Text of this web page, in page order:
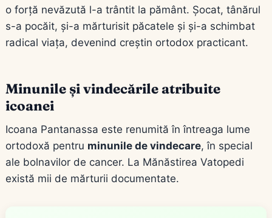
o forță nevăzută l-a trântit la pământ. Șocat, tânărul
s-a pocăit, și-a mărturisit păcatele și și-a schimbat
radical viața, devenind creștin ortodox practicant.
Minunile și vindecările atribuite
icoanei
Icoana Pantanassa este renumită în întreaga lume
ortodoxă pentru minunile de vindecare, în special
ale bolnavilor de cancer. La Mănăstirea Vatopedi
există mii de mărturii documentate.